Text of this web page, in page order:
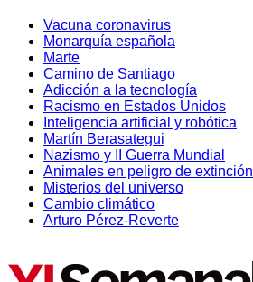
Vacuna coronavirus
Monarquía española
Marte
Camino de Santiago
Adicción a la tecnología
Racismo en Estados Unidos
Inteligencia artificial y robótica
Martín Berasategui
Nazismo y II Guerra Mundial
Animales en peligro de extinción
Misterios del universo
Cambio climático
Arturo Pérez-Reverte